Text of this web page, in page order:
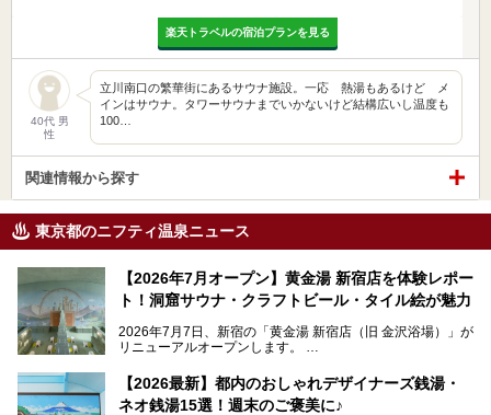
楽天トラベルの宿泊プランを見る
40代 男
性
立川南口の繁華街にあるサウナ施設。一応 熱湯もあるけど メ
インはサウナ。タワーサウナまでいかないけど結構広いし温度も
100…
関連情報から探す
東京都のニフティ温泉ニュース
【2026年7月オープン】黄金湯 新宿店を体験レポー
ト！洞窟サウナ・クラフトビール・タイル絵が魅力
2026年7月7日、新宿の「黄金湯 新宿店（旧 金沢浴場）」が
リニューアルオープンします。
レトロでノスタルジックなタイル絵はそのまま、昔からここ
を知る地元の人にも、新しく足を運んでくれる人にも愛され
る、今の時代の"銭湯"として生まれ変わりました。洞窟のよ
【2026最新】都内のおしゃれデザイナーズ銭湯・
ネオ銭湯15選！週末のご褒美に♪